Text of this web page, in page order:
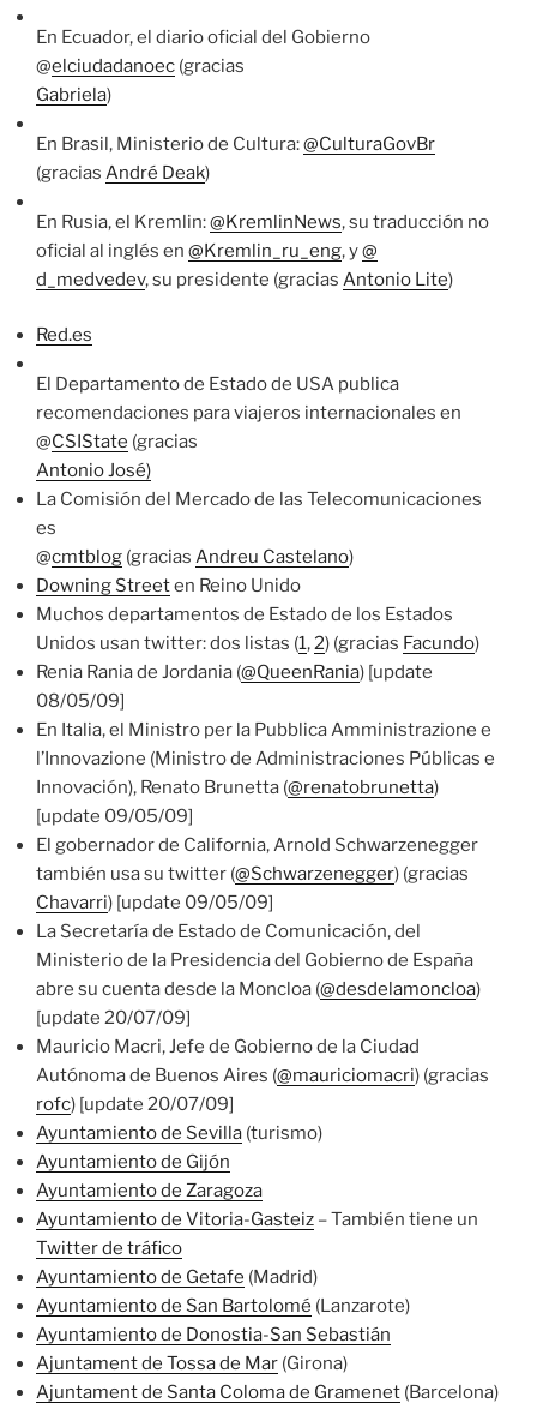
En Ecuador, el diario oficial del Gobierno
@elciudadanoec (gracias
Gabriela)
En Brasil, Ministerio de Cultura:@CulturaGovBr
(gracias André Deak)
En Rusia, el Kremlin:@KremlinNews, su traducción no
oficial al inglés en @Kremlin_ru_eng, y@
d_medvedev, su presidente (gracias Antonio Lite)
Red.es
El Departamento de Estado de USA publica
recomendaciones para viajeros internacionales en
@CSIState (gracias
Antonio José)
La Comisión del Mercado de las Telecomunicaciones
es
@cmtblog (gracias Andreu Castelano)
Downing Streeten Reino Unido
Muchos departamentos de Estado de los Estados
Unidos usan twitter: dos listas (1,2) (gracias Facundo)
Renia Rania de Jordania (@QueenRania) [update
08/05/09]
En Italia, el Ministro per la Pubblica Amministrazione e
l’Innovazione (Ministro de Administraciones Públicas e
Innovación), Renato Brunetta (@renatobrunetta)
[update 09/05/09]
El gobernador de California, Arnold Schwarzenegger
también usa su twitter (@Schwarzenegger) (gracias
Chavarri) [update 09/05/09]
La Secretaría de Estado de Comunicación, del
Ministerio de la Presidencia del Gobierno de España
abre su cuenta desde la Moncloa (@desdelamoncloa)
[update 20/07/09]
Mauricio Macri, Jefe de Gobierno de la Ciudad
Autónoma de Buenos Aires (@mauriciomacri) (gracias
rofc) [update 20/07/09]
Ayuntamiento de Sevilla (turismo)
Ayuntamiento de Gijón
Ayuntamiento de Zaragoza
Ayuntamiento de Vitoria-Gasteiz – También tiene un
Twitter de tráfico
Ayuntamiento de Getafe (Madrid)
Ayuntamiento de San Bartolomé (Lanzarote)
Ayuntamiento de Donostia-San Sebastián
Ajuntament de Tossa de Mar (Girona)
Ajuntament de Santa Coloma de Gramenet (Barcelona)